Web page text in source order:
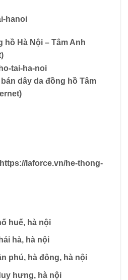
hồ Hà Nội – Tâm Anh
dây da đồng hồ Tâm
laforce.vn/he-thong-
huế, hà nội
hà, hà nội
phú, hà đông, hà nội
hưng, hà nội